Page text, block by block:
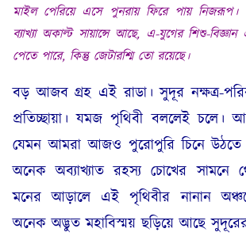
মাইল পেরিয়ে এসে পুনরায় ফিরে পায় নিজরূপ।
ব্যাখ্যা অকাল্ট সায়ান্সে আছে, এ-যুগের শিশু-
পেতে পারে, কিন্তু জেটারশ্মি তো রয়েছে।
বড় আজব গ্রহ এই রাডা। সুদূর নক্ষত্র-
প্রতিচ্ছায়া। যমজ পৃথিবী বললেই চলে।
যেমন আমরা আজও পুরোপুরি চিনে
অনেক অব্যাখ্যাত রহস্য চোখের সামনে
মনের আড়ালে এই পৃথিবীর নানান
অনেক অদ্ভুত মহাবিস্ময় ছড়িয়ে আছে সুদূরের